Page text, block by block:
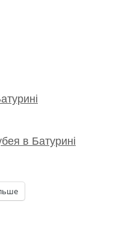
в Батурині